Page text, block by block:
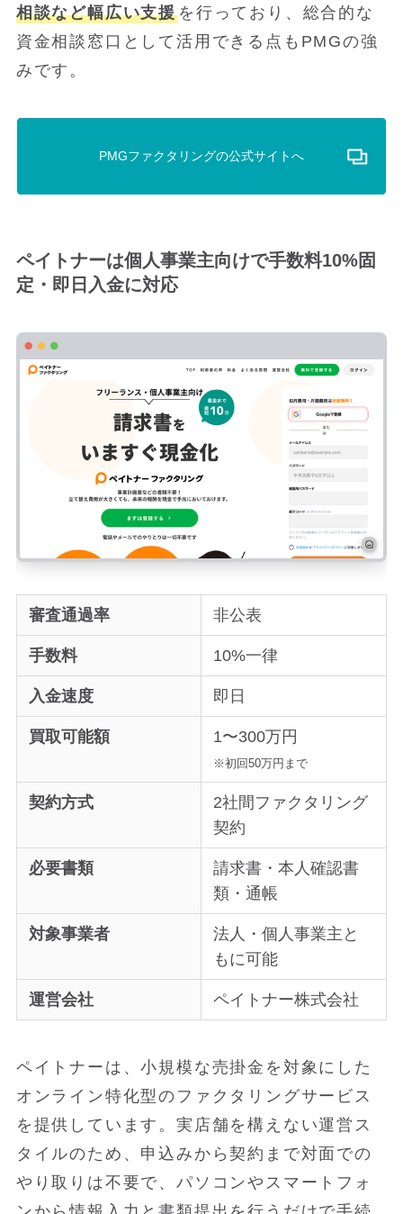
相談など幅広い支援を行っており、総合的な
資金相談窓口として活用できる点もPMGの強
みです。
PMGファクタリングの公式サイトへ
ペイトナーは個人事業主向けで手数料10%固
定・即日入金に対応
審査通過率 非公表
手数料 10%一律
入金速度 即日
買取可能額 1〜300万円
※初回50万円まで
契約方式
2社間ファクタリング
契約
必要書類
請求書・本人確認書
類・通帳
対象事業者
法人・個人事業主と
もに可能
運営会社 ペイトナー株式会社
ペイトナーは、小規模な売掛金を対象にした
オンライン特化型のファクタリングサービス
を提供しています。実店舗を構えない運営ス
タイルのため、申込みから契約まで対面での
やり取りは不要で、パソコンやスマートフォ